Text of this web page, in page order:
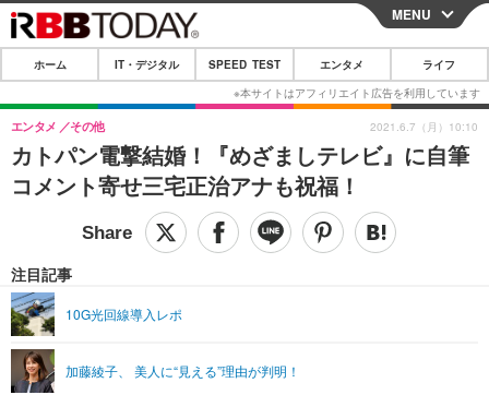
CLOSE
ホーム
IT・デジタル
IT・デジタルTOP スマートフォン
ショッピング その他
SPEED TEST
エンタメTOP 映画・ドラマ
グラビア
ライフTOP
リリース一覧
プッシュ通知の停止方法
MENU
ホーム IT・デジタル SPEED TEST エンタメ ライフ
カトパン電撃結婚！『めざましテレビ』に自筆
コメント寄せ三宅正治アナも祝福！
エンタメ その他
注目記事
10G光回線導入レポ
加藤綾子、 美人に“見える”理由が判明！
2021.6.7（月）10:10